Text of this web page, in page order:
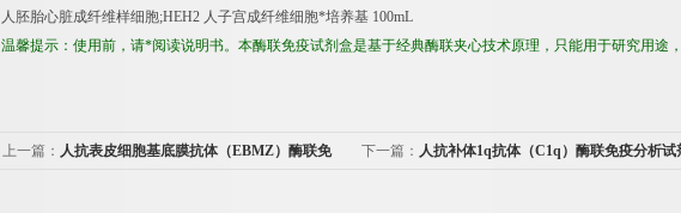
人胚胎心脏成纤维样细胞;HEH2 人子宫成纤维细胞*培养基 100mL
温馨提示：使用前，请*阅读说明书。本酶联免疫试剂盒是基于经典酶联夹心技术原理，只能用于研究用途
上一篇： 人抗表皮细胞基底膜抗体（EBMZ）酶联免 下一篇： 人抗补体1q抗体（C1q）酶联免疫分析试